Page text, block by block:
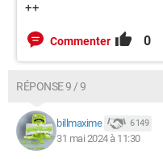
++
Commenter 0
RÉPONSE 9 / 9
billmaxime 6 149
31 mai 2024 à 11:30